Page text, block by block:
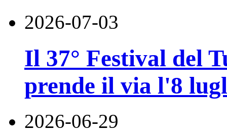
2026-07-03
Il 37° Festival del
prende il via l'8
2026-06-29